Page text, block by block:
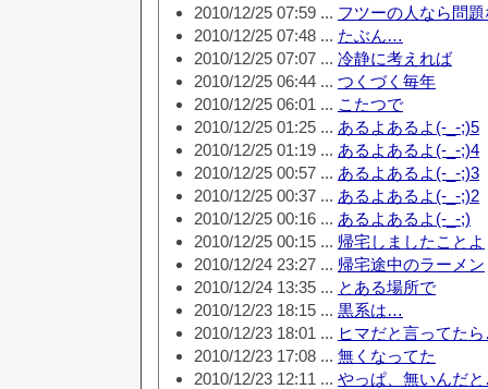
2010/12/25 07:59 ... フツーの人なら問
2010/12/25 07:48 ... たぶん…
2010/12/25 07:07 ... 冷静に考えれば
2010/12/25 06:44 ... つくづく毎年
2010/12/25 06:01 ... こたつで
2010/12/25 01:25 ... あるよあるよ(-_-;)5
2010/12/25 01:19 ... あるよあるよ(-_-;)4
2010/12/25 00:57 ... あるよあるよ(-_-;)3
2010/12/25 00:37 ... あるよあるよ(-_-;)2
2010/12/25 00:16 ... あるよあるよ(-_-;)
2010/12/25 00:15 ... 帰宅しましたことよ
2010/12/24 23:27 ... 帰宅途中のラーメン
2010/12/24 13:35 ... とある場所で
2010/12/23 18:15 ... 黒系は…
2010/12/23 18:01 ... ヒマだと言ってた
2010/12/23 17:08 ... 無くなってた
2010/12/23 12:11 ... やっぱ、無いんだ